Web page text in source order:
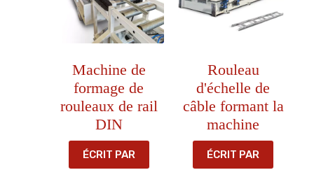
Machine de
formage de
rouleaux de rail
DIN
ÉCRIT PAR
Rouleau
d'échelle de
câble formant la
machine
ÉCRIT PAR